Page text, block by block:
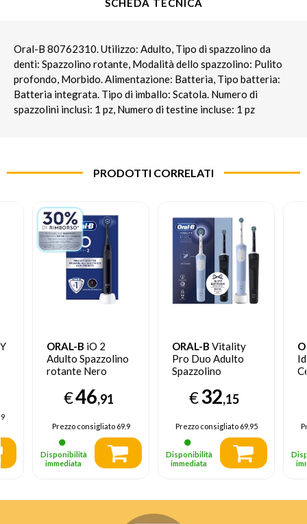
SCHEDA TECNICA
Oral-B 80762310. Utilizzo: Adulto, Tipo di spazzolino da
denti: Spazzolino rotante, Modalità dello spazzolino: Pulito
profondo, Morbido. Alimentazione: Batteria, Tipo batteria:
Batteria integrata. Tipo di imballo: Scatola. Numero di
spazzolini inclusi: 1 pz, Numero di testine incluse: 1 pz
PRODOTTI CORRELATI
ORAL-B iO 2
Adulto Spazzolino
rotante Nero
€46,91
Prezzo consigliato69.9
Disponibilità
immediata
ORAL-B Vitality
Pro Duo Adulto
Spazzolino
Nero, Blu, Bianco
€32,15
Prezzo consigliato69.95
Disponibilità
immediata